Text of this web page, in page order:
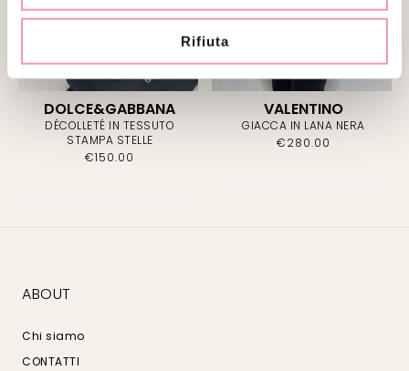
Rifiuta
DOLCE&GABBANA
DÉCOLLETÉ IN TESSUTO
STAMPA STELLE
€150.00
VALENTINO
GIACCA IN LANA NERA
€280.00
ABOUT
Chi siamo
CONTATTI